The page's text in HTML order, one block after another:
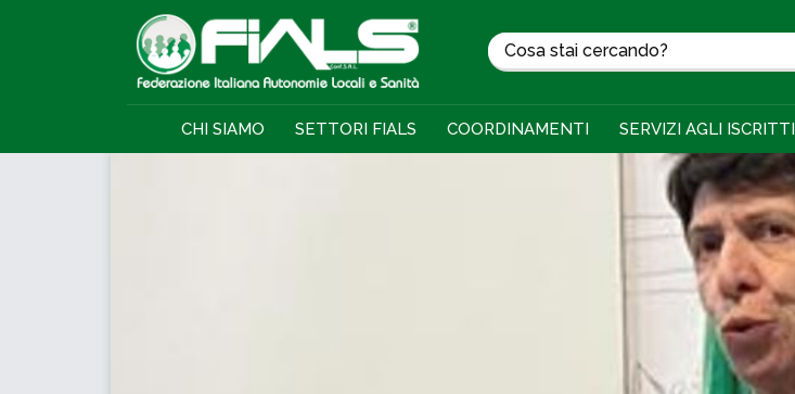
CHI SIAMO SETTORI FIALS COORDINAMENTI SERVIZI AGLI ISCRITTI